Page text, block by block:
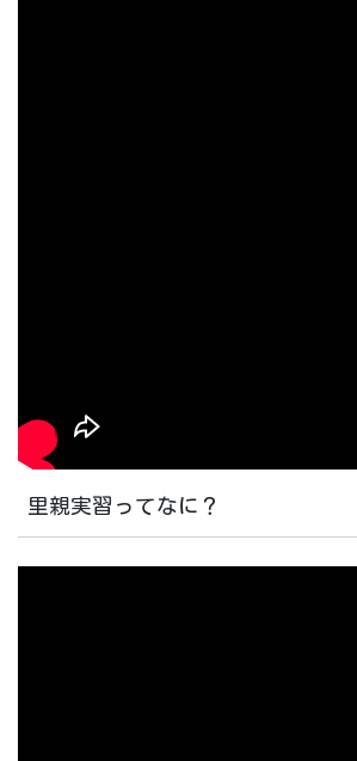
里親実習ってなに？